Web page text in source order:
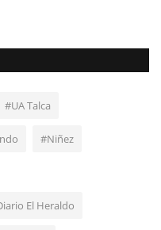
#UA Talca
#Niñez
El Heraldo